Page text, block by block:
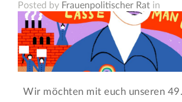
Posted by Frauenpolitischer Rat in
Wir möchten mit euch unseren